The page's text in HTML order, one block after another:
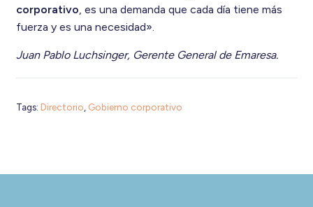
corporativo, es una demanda que cada día tiene más
fuerza y es una necesidad».
Juan Pablo Luchsinger, Gerente General de Emaresa.
Tags: Directorio Gobierno corporativo